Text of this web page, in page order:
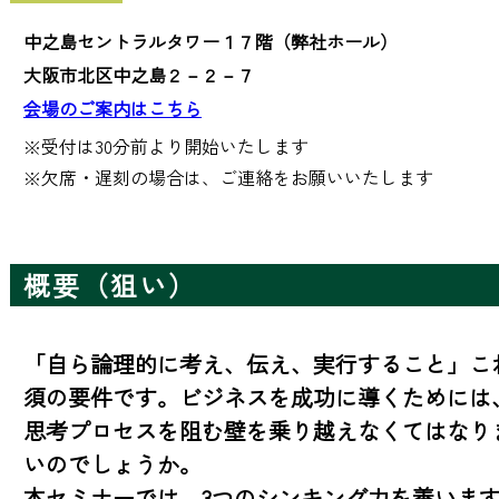
中之島セントラルタワー１７階（弊社ホール）
大阪市北区中之島２－２－７
会場のご案内はこちら
※受付は30分前より開始いたします
※欠席・遅刻の場合は、ご連絡をお願いいたします
概要（狙い）
「自ら論理的に考え、伝え、実行すること」
須の要件です。ビジネスを成功に導くために
思考プロセスを阻む壁を乗り越えなくてはな
いのでしょうか。